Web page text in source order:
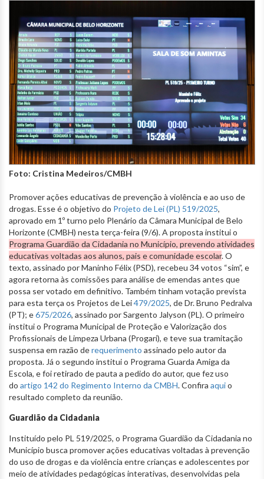
Foto: Cristina Medeiros/CMBH
Promover ações educativas de prevenção à violência e ao uso de
drogas. Esse é o objetivo do Projeto de Lei (PL) 519/2025,
aprovado em 1º turno pelo Plenário da Câmara Municipal de Belo
Horizonte (CMBH) nesta terça-feira (9/6). A proposta institui o
Programa Guardião da Cidadania no Município, prevendo atividades
educativas voltadas aos alunos, pais e comunidade escolar. O
texto, assinado por Maninho Félix (PSD), recebeu 34 votos “sim”, e
agora retorna às comissões para análise de emendas antes que
possa ser votado em definitivo. Também tinham votação prevista
para esta terça os Projetos de Lei479/2025, de Dr. Bruno Pedralva
(PT); e675/2026, assinado por Sargento Jalyson (PL). O primeiro
institui o Programa Municipal de Proteção e Valorização dos
Profissionais de Limpeza Urbana (Progari), e teve sua tramitação
suspensa em razão derequerimento assinado pelo autor da
proposta. Já o segundo institui o Programa Guarda Amiga da
Escola, e foi retirado de pauta a pedido do autor, que fez uso
do artigo 142 do Regimento Interno da CMBH. Confira aquio
resultado completo da reunião.
Guardião da Cidadania
Instituído pelo PL 519/2025, o Programa Guardião da Cidadania no
Município busca promover ações educativas voltadas à prevenção
do uso de drogas e da violência entre crianças e adolescentes por
meio de atividades pedagógicas interativas, desenvolvidas pela